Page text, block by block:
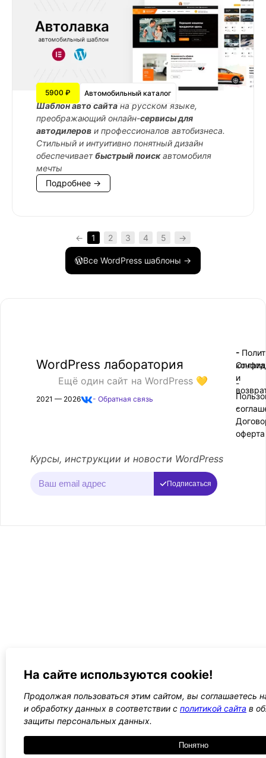
5900 ₽ Автомобильный каталог
Шаблон авто сайта на русском языке,
преображающий онлайн-сервисы для
автодилеров и профессионалов автобизнеса.
Стильный и интуитивно понятный дизайн
обеспечиваетбыстрый поискавтомобиля
мечты
Подробнее →
← 1 2 3 4 5 →
Все WordPress шаблоны →
WordPress лаборатория
Ещё один сайт на WordPress 💛
2021 — 2026 - Обратная связь
-
-
-
Оплата
и
-
оферта
Курсы, инструкции и новости WordPress
Подписаться
На сайте используются cookie!
Продолжая пользоваться этим сайтом, вы соглашаетесь
и обработку данных в соответствии с политикой сайта в
защиты персональных данных.
Понятно